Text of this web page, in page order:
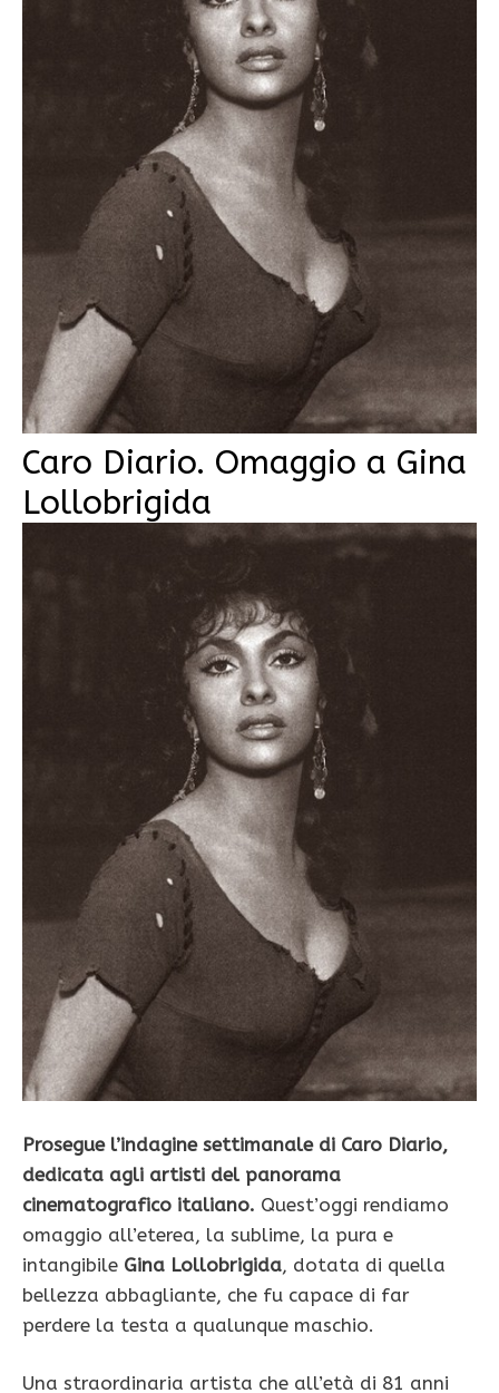
Caro Diario. Omaggio a Gina
Lollobrigida
Prosegue l’indagine settimanale di Caro Diario,
dedicata agli artisti del panorama
cinematografico italiano. Quest’oggi rendiamo
omaggio all’eterea, la sublime, la pura e
intangibile Gina Lollobrigida, dotata di quella
bellezza abbagliante, che fu capace di far
perdere la testa a qualunque maschio.
Una straordinaria artista che all’età di 81 anni